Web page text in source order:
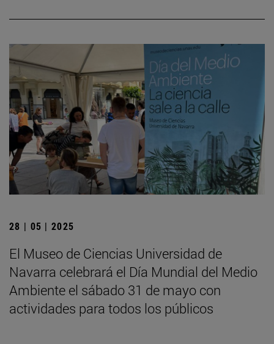
28 | 05 | 2025
El Museo de Ciencias Universidad de
Navarra celebrará el Día Mundial del Medio
Ambiente el sábado 31 de mayo con
actividades para todos los públicos